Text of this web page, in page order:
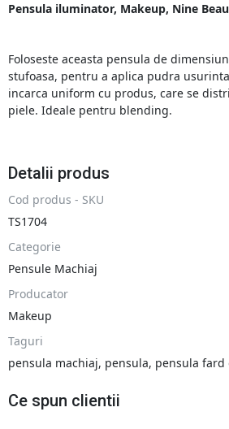
Pensula iluminator, Makeup, Nine
Foloseste aceasta pensula de
stufoasa, pentru a aplica pudra
incarca uniform cu produs, care se
piele. Ideale pentru blending.
Detalii produs
Cod produs - SKU
TS1704
Categorie
Pensule Machiaj
Producator
Makeup
Taguri
pensula machiaj, pensula, pensula fard
Ce spun clientii